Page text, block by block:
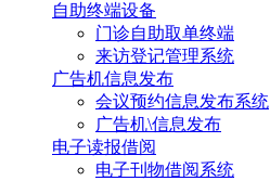
自助终端设备
门诊自助取单终端
来访登记管理系统
广告机信息发布
会议预约信息发布系统
广告机\信息发布
电子读报借阅
电子刊物借阅系统